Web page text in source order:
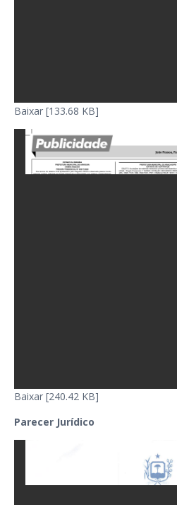
Baixar [133.68 KB]
Baixar [240.42 KB]
Parecer Jurídico